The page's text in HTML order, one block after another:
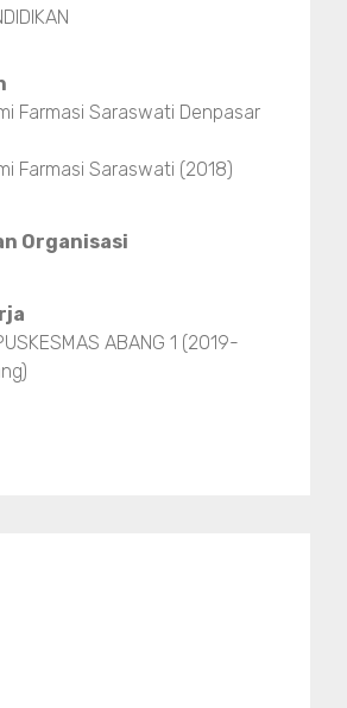
Farmasi Saraswati Denpasar
Farmasi Saraswati (2018)
Organisasi
ABANG 1 (2019-